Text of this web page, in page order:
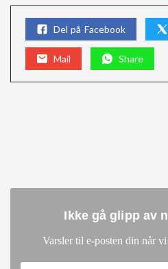
Del på Facebook
Mail Share
Ikke gå glipp av
Varsler til e-posten din når